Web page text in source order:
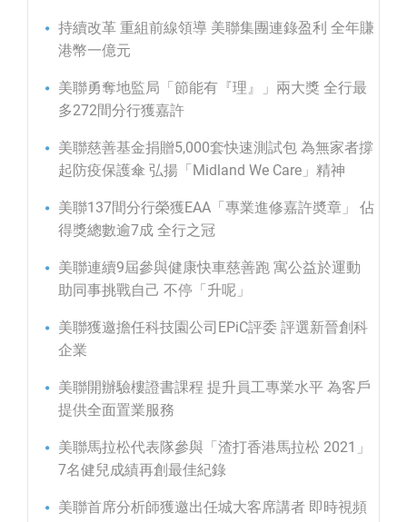
持續改革 重組前線領導 美聯集團連錄盈利 全年賺
港幣一億元
美聯勇奪地監局「節能有『理』」兩大獎 全行最
多272間分行獲嘉許
美聯慈善基金捐贈5,000套快速測試包 為無家者撐
起防疫保護傘 弘揚「Midland We Care」精神
美聯137間分行榮獲EAA「專業進修嘉許奬章」 佔
得獎總數逾7成 全行之冠
美聯連續9屆參與健康快車慈善跑 寓公益於運動
助同事挑戰自己 不停「升呢」
美聯獲邀擔任科技園公司EPiC評委 評選新晉創科
企業
美聯開辦驗樓證書課程 提升員工專業水平 為客戶
提供全面置業服務
美聯馬拉松代表隊參與「渣打香港馬拉松 2021」
7名健兒成績再創最佳紀錄
美聯首席分析師獲邀出任城大客席講者 即時視頻